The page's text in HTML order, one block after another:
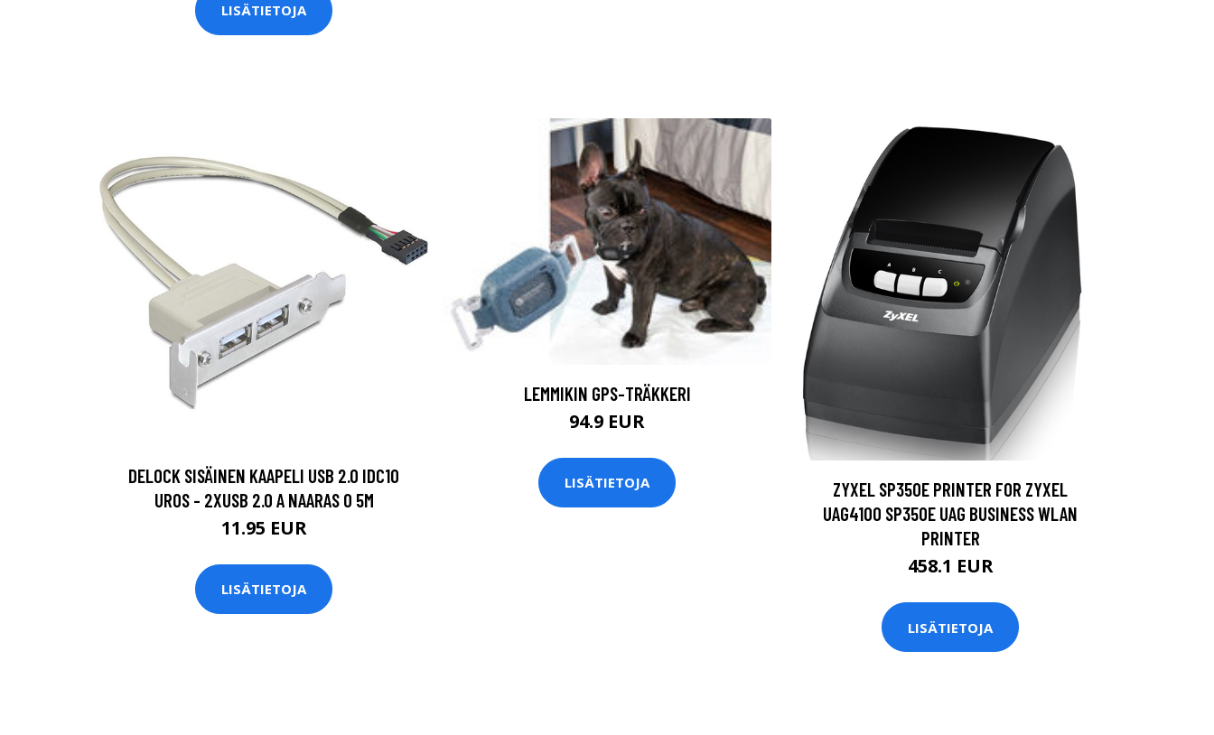
LISÄTIETOJA
DELOCK SISÄINEN KAAPELI USB 2.0 IDC10
UROS - 2XUSB 2.0 A NAARAS 0 5M
11.95 EUR
LISÄTIETOJA
LEMMIKIN GPS-TRÄKKERI
94.9 EUR
LISÄTIETOJA
ZYXEL SP350E PRINTER FOR ZYXEL
UAG4100 SP350E UAG BUSINESS WLAN
PRINTER
458.1 EUR
LISÄTIETOJA